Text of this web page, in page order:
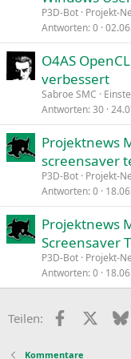
P3D-Bot Projekt-
Antworten 0
O4AS
verbessert
Sabroe SMC
Antworten 30
Projektnews
screensaver
P3D-Bot Projekt-
Antworten 0
Projektnews
Screensaver
P3D-Bot Projekt-
Antworten 0
Teilen: Facebook
Kommentare